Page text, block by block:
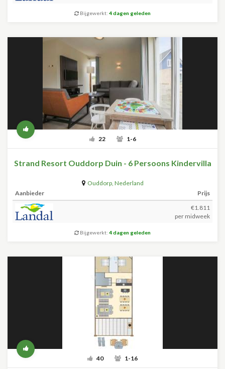
Bijgewerkt: 4 dagen geleden
22 1-6
Strand Resort Ouddorp Duin - 6 Persoons Kindervilla
Ouddorp, Nederland
Aanbieder
Prijs
€1.811
per midweek
Bijgewerkt: 4 dagen geleden
40 1-16